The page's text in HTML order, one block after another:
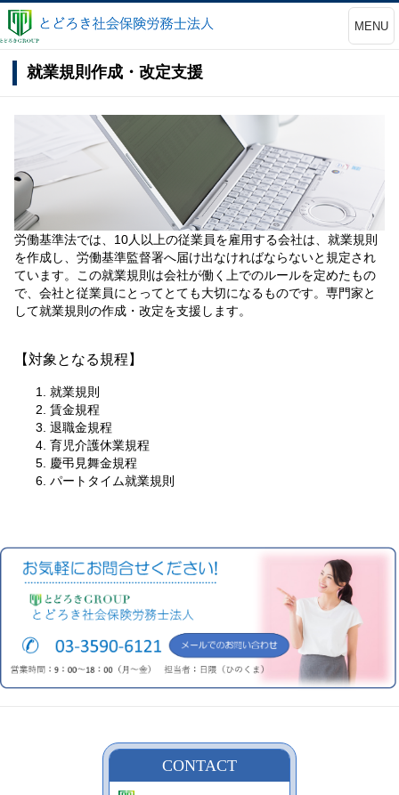
MENU
就業規則作成・改定支援
労働基準法では、10人以上の従業員を雇用する会社は、就業規則
を作成し、労働基準監督署へ届け出なければならないと規定され
ています。この就業規則は会社が働く上でのルールを定めたもの
で、会社と従業員にとってとても大切になるものです。専門家と
して就業規則の作成・改定を支援します。
【対象となる規程】
就業規則
賃金規程
退職金規程
育児介護休業規程
慶弔見舞金規程
パートタイム就業規則
CONTACT